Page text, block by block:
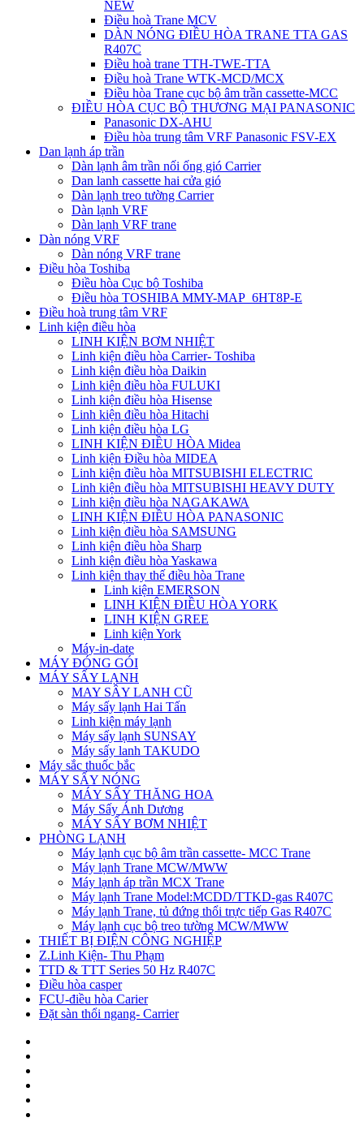
NEW
Điều hoà Trane MCV
DÀN NÓNG ĐIỀU HÒA TRANE TTA GAS
R407C
Điều hoà trane TTH-TWE-TTA
Điều hoà Trane WTK-MCD/MCX
Điều hòa Trane cục bộ âm trần cassette-MCC
ĐIỀU HÒA CỤC BỘ THƯƠNG MẠI PANASONIC
Panasonic DX-AHU
Điều hòa trung tâm VRF Panasonic FSV-EX
Dan lạnh áp trần
Dàn lạnh âm trần nối ống gió Carrier
Dan lanh cassette hai cửa gió
Dàn lạnh treo tường Carrier
Dàn lạnh VRF
Dàn lạnh VRF trane
Dàn nóng VRF
Dàn nóng VRF trane
Điều hòa Toshiba
Điều hòa Cục bộ Toshiba
Điều hòa TOSHIBA MMY-MAP_6HT8P-E
Điều hoà trung tâm VRF
Linh kiện điều hòa
LINH KIỆN BƠM NHIỆT
Linh kiện điều hòa Carrier- Toshiba
Linh kiện điều hòa Daikin
Linh kiện điều hòa FULUKI
Linh kiện điều hòa Hisense
Linh kiện điều hòa Hitachi
Linh kiện điều hòa LG
LINH KIỆN ĐIỀU HÒA Midea
Linh kiện Điều hòa MIDEA
Linh kiện điều hòa MITSUBISHI ELECTRIC
Linh kiện điều hòa MITSUBISHI HEAVY DUTY
Linh kiện điều hòa NAGAKAWA
LINH KIỆN ĐIỀU HÒA PANASONIC
Linh kiện điều hòa SAMSUNG
Linh kiện điều hòa Sharp
Linh kiện điều hòa Yaskawa
Linh kiện thay thế điều hòa Trane
Linh kiện EMERSON
LINH KIỆN ĐIỀU HÒA YORK
LINH KIỆN GREE
Linh kiện York
Máy-in-date
MÁY ĐÓNG GÓI
MÁY SẤY LẠNH
MAY SÂY LANH CŨ
Máy sấy lạnh Hai Tấn
Linh kiện máy lạnh
Máy sấy lạnh SUNSAY
Máy sấy lanh TAKUDO
Máy sắc thuốc bắc
MÁY SẤY NÓNG
MÁY SẤY THĂNG HOA
Máy Sấy Ánh Dương
MÁY SẤY BƠM NHIỆT
PHÒNG LẠNH
Máy lạnh cục bộ âm trần cassette- MCC Trane
Máy lạnh Trane MCW/MWW
Máy lạnh áp trần MCX Trane
Máy lạnh Trane Model:MCDD/TTKD-gas R407C
Máy lạnh Trane, tủ đứng thổi trực tiếp Gas R407C
Máy lạnh cục bộ treo tường MCW/MWW
THIẾT BỊ ĐIỆN CÔNG NGHIỆP
Z.Linh Kiện- Thu Phạm
TTD & TTT Series 50 Hz R407C
Điều hòa casper
FCU-điều hòa Carier
Đặt sàn thổi ngang- Carrier